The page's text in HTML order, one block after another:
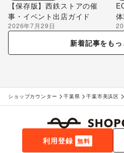
【保存版】西鉄ストアの催
事・イベント出店ガイド
2026年7月29日
新着記事をも
ショップカウンター 千葉県 千葉市美浜区
利用登録 無料